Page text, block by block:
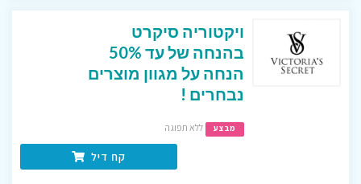
ויקטוריה סיקרט
בהנחה של עד 50%
הנחה על מגוון מוצרים
נבחרים !
מבצע ללא תפוגה
קח דיל